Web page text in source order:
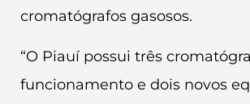
cromatógrafos gasosos.
“O Piauí possui três
funcionamento e dois novos